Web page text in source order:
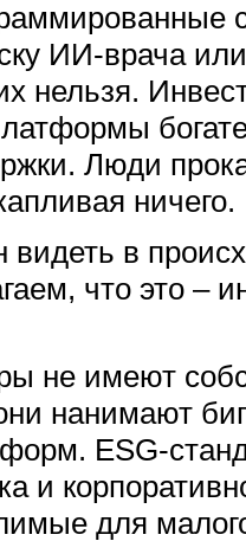
ИИ-врача
нельзя.
Люди
ничего.
видеть в
что это –
не имеют
нанимают
ESG-
и
для